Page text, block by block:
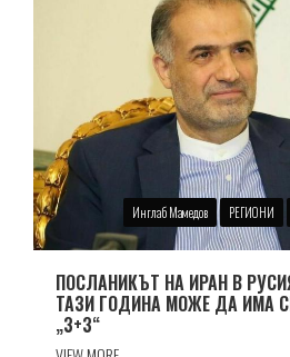
Инглаб Мамедов РЕГИОНИ
ПОСЛАНИКЪТ НА ИРАН В
ТАЗИ ГОДИНА МОЖЕ ДА ИМА
„3+3“